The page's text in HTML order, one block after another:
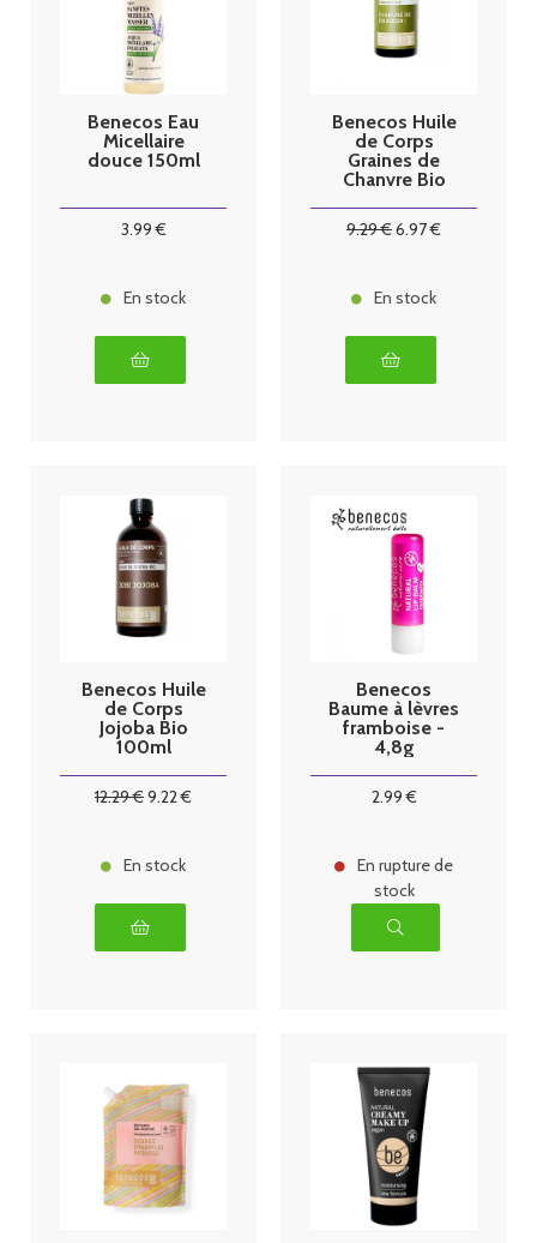
Benecos Eau
Micellaire
douce 150ml
3.99€
En stock
Benecos Huile
de Corps
Graines de
Chanvre Bio
9.29€6.97€
En stock
Benecos Huile
de Corps
Jojoba Bio
100ml
12.29€9.22€
En stock
Benecos
Baume à lèvres
framboise -
4,8g
2.99€
En rupture de
stock